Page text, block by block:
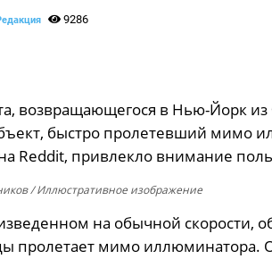
9286
возвращающегося в Нью-Йорк
быстро пролетевший мимо
Reddit, привлекло внимание
/ Иллюстративное изображение
на обычной скорости,
пролетает мимо иллюминатора.